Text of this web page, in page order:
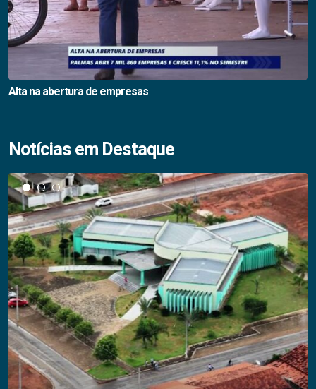
Alta na abertura de empresas
Notícias em Destaque